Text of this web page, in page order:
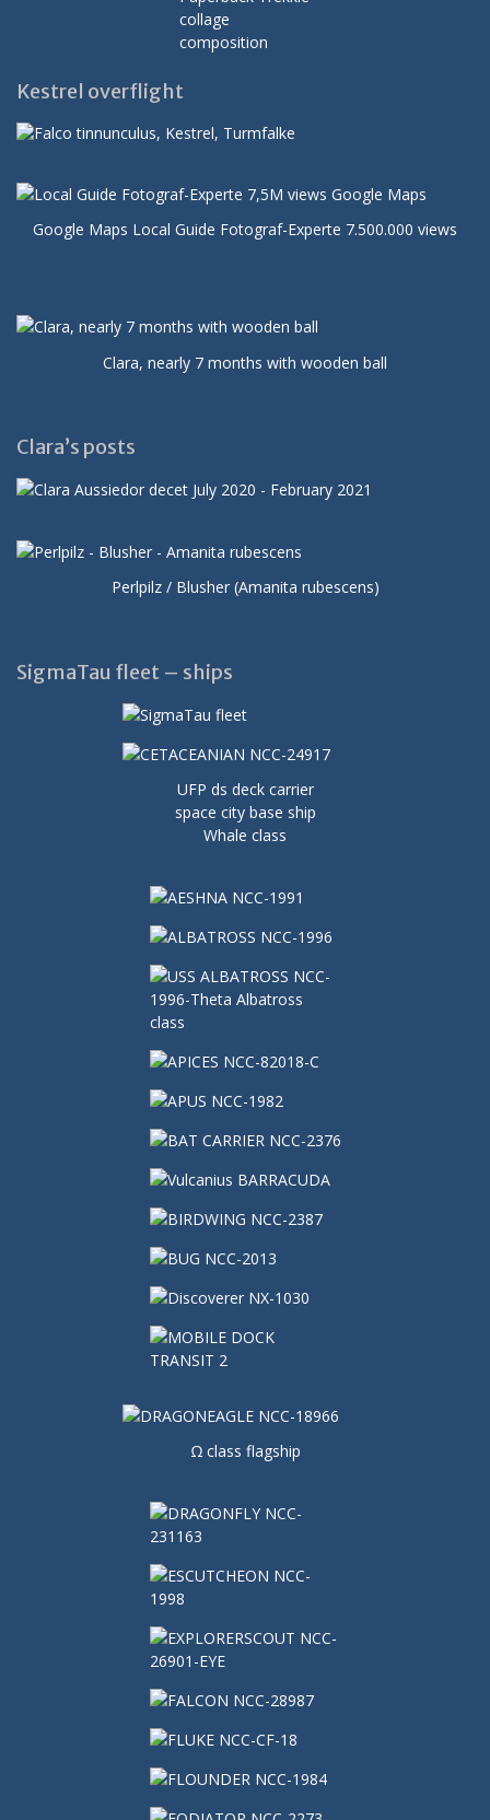
Kestrel overflight
Google Maps Local Guide Fotograf-Experte 7.500.000 views
Clara, nearly 7 months with wooden ball
Clara’s posts
Perlpilz / Blusher (Amanita rubescens)
SigmaTau fleet – ships
UFP ds deck carrier
space city base ship
Whale class
Ω class flagship